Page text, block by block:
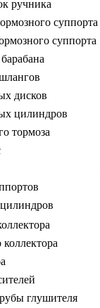
ручника
суппорта
суппорта
дисков
цилиндров
тормоза
глушителя